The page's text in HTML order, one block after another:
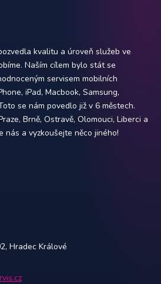
kvalitu a úroveň služeb ve
Naším cílem bylo stát se
servisem mobilních
iPad, Macbook, Samsung,
se nám povedlo již v 6 městech.
Brně, Ostravě, Olomouci, Liberci a
nás a vyzkoušejte něco jiného!
Hradec Králové